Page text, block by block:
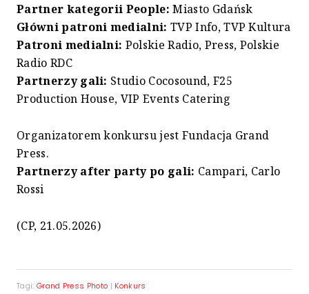
Partner kategorii People: Miasto Gdańsk
Główni patroni medialni: TVP Info, TVP Kultura
Patroni medialni: Polskie Radio, Press, Polskie
Radio RDC
Partnerzy gali: Studio Cocosound, F25
Production House, VIP Events Catering
Organizatorem konkursu jest Fundacja Grand
Press.
Partnerzy after party po gali: Campari, Carlo
Rossi
(CP, 21.05.2026)
Tagi: Grand Press Photo | Konkurs